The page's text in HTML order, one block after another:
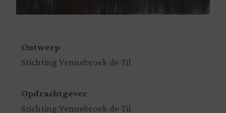
Ontwerp
Stichting Vennebroek de Til
Opdrachtgever
Stichting Vennebroek de Til